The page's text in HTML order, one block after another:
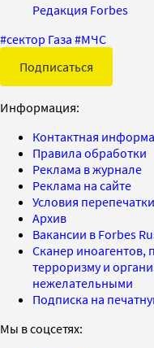
Редакция Forbes
#сектор Газа #МЧС
Подписаться
Информация:
Контактная
Правила обработки
Реклама в журнале
Реклама на сайте
Условия перепечатки
Архив
Вакансии в Forbes
Сканер иноагентов,
терроризму и
нежелательными
Подписка на
Мы в соцсетях: